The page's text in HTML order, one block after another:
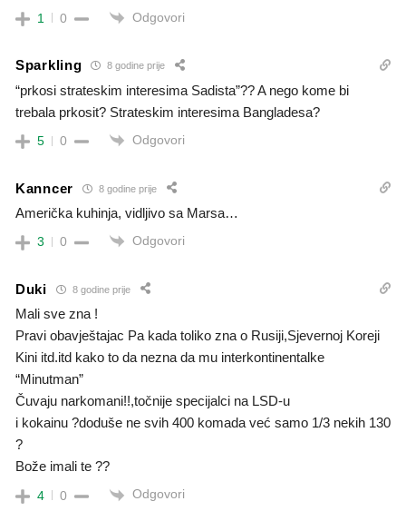
1 0 Odgovori
Sparkling 8 godine prije
“prkosi strateskim interesima Sadista”?? A nego kome bi
trebala prkosit? Strateskim interesima Bangladesa?
5 0 Odgovori
Kanncer 8 godine prije
Američka kuhinja, vidljivo sa Marsa…
3 0 Odgovori
Duki 8 godine prije
Mali sve zna !
Pravi obavještajac Pa kada toliko zna o Rusiji,Sjevernoj Koreji
Kini itd.itd kako to da nezna da mu interkontinentalke
“Minutman”
Čuvaju narkomani!!,točnije specijalci na LSD-u
i kokainu ?doduše ne svih 400 komada već samo 1/3 nekih 130
?
Bože imali te ??
4 0 Odgovori